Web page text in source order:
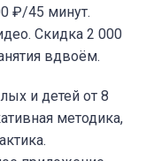
₽/45 минут.
Скидка 2 000
вдвоём.
и детей от 8
методика,